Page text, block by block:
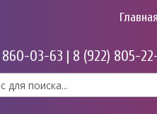
Главная
860-03-63 | 8 (922) 805-